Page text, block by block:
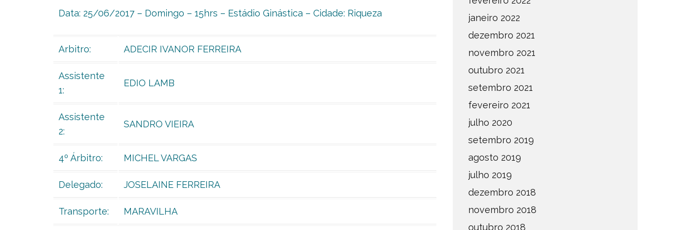
Data: 25/06/2017 – Domingo – 15hrs – Estádio Ginástica – Cidade: Riqueza
Arbitro: ADECIR IVANOR FERREIRA
Assistente
1:
EDIO LAMB
Assistente
2:
SANDRO VIEIRA
4º Árbitro: MICHEL VARGAS
Delegado: JOSELAINE FERREIRA
Transporte: MARAVILHA
janeiro 2022
dezembro 2021
novembro 2021
outubro 2021
setembro 2021
fevereiro 2021
julho 2020
setembro 2019
agosto 2019
julho 2019
dezembro 2018
novembro 2018
outubro 2018